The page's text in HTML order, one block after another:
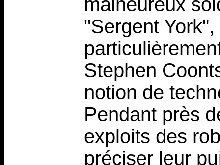
malheureux
"Sergent
Stephen
notion de
Pendant près
exploits des
préciser leur